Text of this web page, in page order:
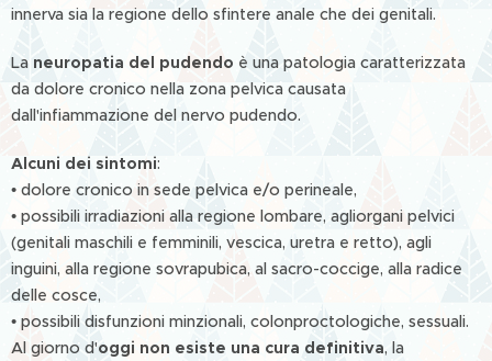
innerva sia la regione dello sfintere anale che dei genitali.
La neuropatia del pudendo è una patologia caratterizzata
da dolore cronico nella zona pelvica causata
dall'infiammazione del nervo pudendo.
Alcuni dei sintomi:
• dolore cronico in sede pelvica e/o perineale,
• possibili irradiazioni alla regione lombare, agliorgani pelvici
(genitali maschili e femminili, vescica, uretra e retto), agli
inguini, alla regione sovrapubica, al sacro-coccige, alla radice
delle cosce,
• possibili disfunzioni minzionali, colonproctologiche, sessuali.
Al giorno d'oggi non esiste una cura definitiva, la